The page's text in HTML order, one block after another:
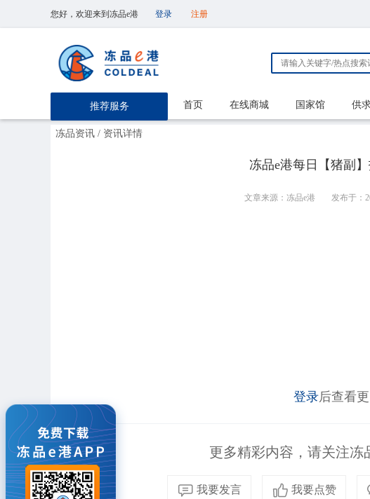
您好，欢迎来到冻品e港 登录 注册
推荐服务 首页 在线商城 国家馆 供
冻品资讯 / 资讯详情
冻品e港每日【猪副
文章来源：冻品e港 发布于：
登录后查看
更多精彩内容，请关注冻
我要发言 我要点赞